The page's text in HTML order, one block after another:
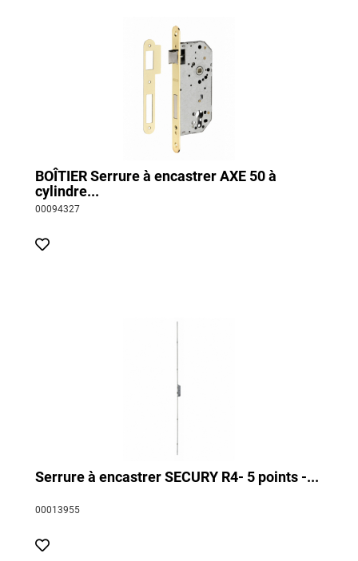
BOÎTIER Serrure à encastrer AXE 50 à
cylindre...
00094327
Serrure à encastrer SECURY R4- 5 points -...
00013955